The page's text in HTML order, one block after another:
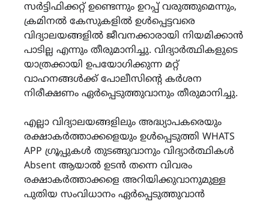
സർട്ടിഫിക്കറ്റ് ഉണ്ടെന്നും ഉറപ്പ് വരുത്തുമെന്നും,
ക്രമിനൽ കേസുകളിൽ ഉൾപ്പെട്ടവരെ
വിദ്യാലയങ്ങളിൽ ജീവനക്കാരായി നിയമിക്കാൻ
പാടില്ല എന്നും തീരുമാനിച്ചു. വിദ്യാർത്ഥികളുടെ
യാത്രക്കായി ഉപയോഗിക്കുന്ന മറ്റ്
വാഹനങ്ങൾക്ക് പോലീസിന്റെ കർശന
നിരീക്ഷണം ഏർപ്പെടുത്തുവാനും തീരുമാനിച്ചു.
എല്ലാ വിദ്യാലയങ്ങളിലും അദ്ധ്യാപകരെയും
രക്ഷാകർത്താക്കളെയും ഉൾപ്പെടുത്തി WHATS
APP ഗ്രൂപ്പുകൾ തുടങ്ങുവാനും വിദ്യാർത്ഥികൾ
Absent ആയാൽ ഉടൻ തന്നെ വിവരം
രക്ഷാകർത്താക്കളെ അറിയിക്കുവാനുമുള്ള
പുതിയ സംവിധാനം ഏർപ്പെടുത്തുവാൻ